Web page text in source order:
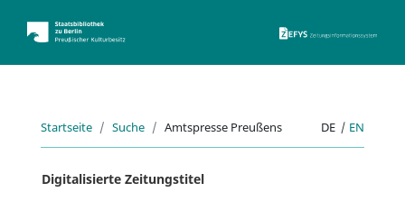
Startseite Suche Amtspresse Preußens DE | EN
Digitalisierte Zeitungstitel